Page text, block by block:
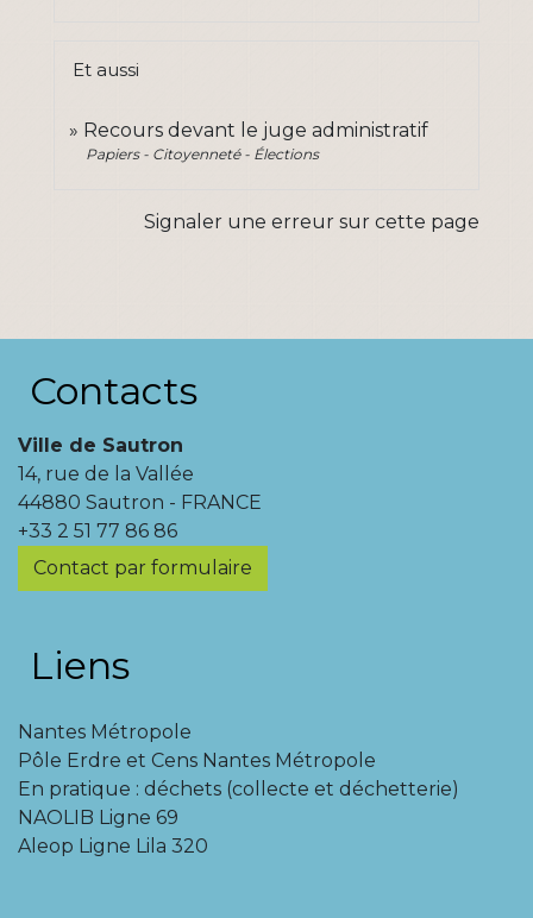
Et aussi
Recours devant le juge administratif
Papiers - Citoyenneté - Élections
Signaler une erreur sur cette page
Contacts
Ville de Sautron
14, rue de la Vallée
44880 Sautron - FRANCE
+33 2 51 77 86 86
Contact par formulaire
Liens
Nantes Métropole
Pôle Erdre et Cens Nantes Métropole
En pratique : déchets (collecte et déchetterie)
NAOLIB Ligne 69
Aleop Ligne Lila 320